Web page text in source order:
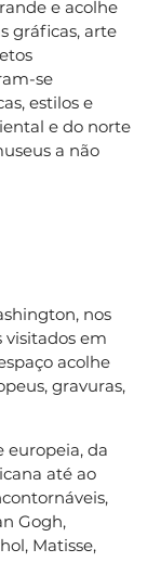
e acolhe
gráficas, arte
se
estilos e
e do norte
a não
nos
visitados em
acolhe
gravuras,
europeia, da
até ao
Gogh,
Matisse,